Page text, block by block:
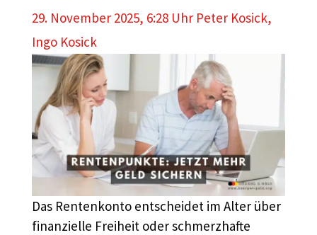
29. November 2025, 6:28 Uhr Peter Kosick,
Ingo Kosick
Das Rentenkonto entscheidet im Alter über
finanzielle Freiheit oder schmerzhafte